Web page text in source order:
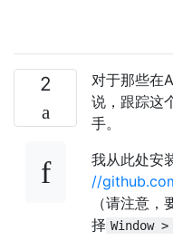
2
对于那些在
说，跟踪这
手。
我从此处安
//
（请注意
择 Window